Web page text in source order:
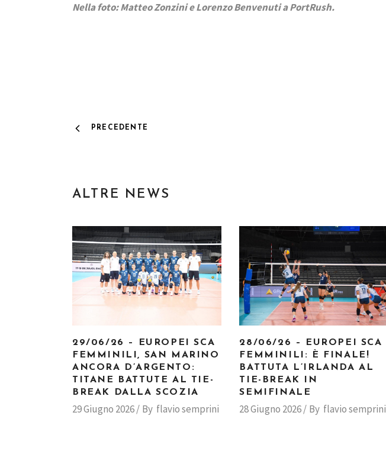
Nella foto: Matteo Zonzini e Lorenzo Benvenuti a PortRush.
PRECEDENTE
ALTRE NEWS
29/06/26 – EUROPEI SCA
FEMMINILI, SAN MARINO
ANCORA D’ARGENTO:
TITANE BATTUTE AL TIE-
BREAK DALLA SCOZIA
29 Giugno 2026 By flavio semprini
28/06/26 – EUROPEI SCA
FEMMINILI: È FINALE!
BATTUTA L’IRLANDA AL
TIE-BREAK IN
SEMIFINALE
28 Giugno 2026 By flavio semprini